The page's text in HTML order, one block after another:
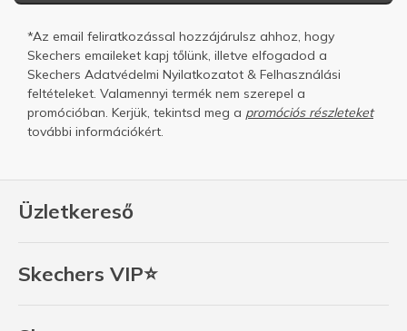
Üzletkereső
Skechers VIP⭐
*Az email feliratkozással hozzájárulsz ahhoz, hogy
Skechers emaileket kapj tőlünk, illetve elfogadod a
Skechers Adatvédelmi Nyilatkozatot & Felhasználási
feltételeket. Valamennyi termék nem szerepel a
promócióban. Kerjük, tekintsd meg a promóciós részleteket
további információkért.